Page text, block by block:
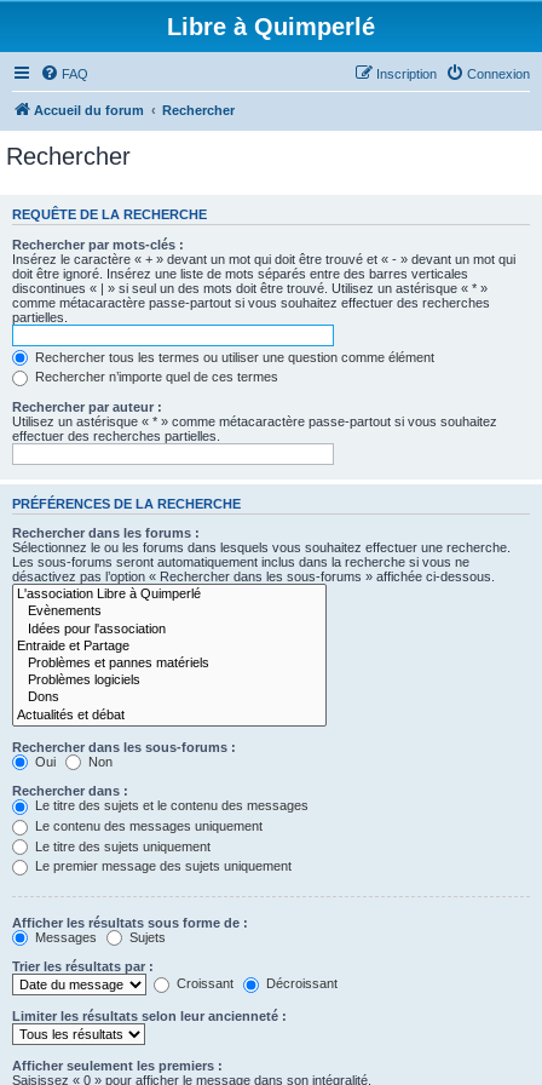
Libre à Quimperlé
FAQ Connexion
Inscription
Accueil du forum Rechercher
Rechercher
REQUÊTE DE LA RECHERCHE
Rechercher par mots-clés :
Insérez le caractère « + » devant un mot qui doit être trouvé et « - » devant un mot qui
doit être ignoré. Insérez une liste de mots séparés entre des barres verticales
discontinues « | » si seul un des mots doit être trouvé. Utilisez un astérisque « * »
comme métacaractère passe-partout si vous souhaitez effectuer des recherches
partielles.
Rechercher tous les termes ou utiliser une question comme élément
Rechercher n’importe quel de ces termes
Rechercher par auteur :
Utilisez un astérisque « * » comme métacaractère passe-partout si vous souhaitez
effectuer des recherches partielles.
PRÉFÉRENCES DE LA RECHERCHE
Rechercher dans les forums :
Sélectionnez le ou les forums dans lesquels vous souhaitez effectuer une recherche.
Les sous-forums seront automatiquement inclus dans la recherche si vous ne
désactivez pas l’option « Rechercher dans les sous-forums » affichée ci-dessous.
Rechercher dans les sous-forums :
Oui
Non
Rechercher dans :
Le titre des sujets et le contenu des messages
Le contenu des messages uniquement
Le titre des sujets uniquement
Le premier message des sujets uniquement
Afficher les résultats sous forme de :
Messages
Sujets
Trier les résultats par :
Croissant
Décroissant
Limiter les résultats selon leur ancienneté :
Afficher seulement les premiers :
Saisissez « 0 » pour afficher le message dans son intégralité.